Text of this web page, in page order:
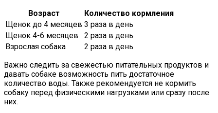
Возраст
Количество кормления
Щенок до 4 месяцев 3 раза в день
Щенок 4-6 месяцев
2 раза в день
Взрослая собака
2 раза в день
Важно следить за свежестью питательных продуктов и
давать собаке возможность пить достаточное
количество воды. Также рекомендуется не кормить
собаку перед физическими нагрузками или сразу после
них.